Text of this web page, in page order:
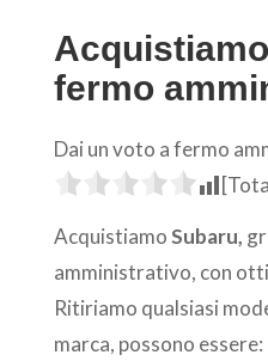
fermo
Dai un voto a fermo
AcquistiamoSubaru,
amministrativo, con
Ritiriamo qualsiasi
marca, possono